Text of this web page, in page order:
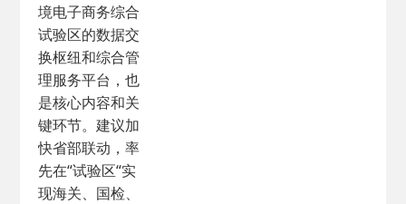
境电子商务综合
试验区的数据交
换枢纽和综合管
理服务平台，也
是核心内容和关
键环节。建议加
快省部联动，率
先在“试验区“实
现海关、国检、